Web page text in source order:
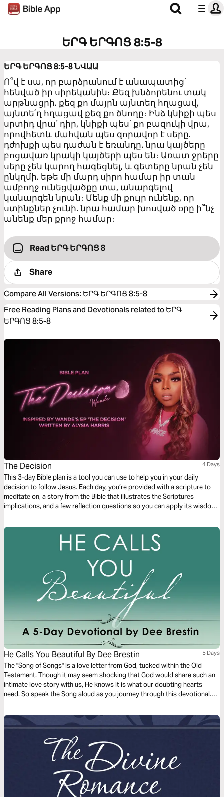
ԵՐԳ ԵՐԳՈՑ 8:5-8
ԵՐԳ ԵՐԳՈՑ 8:5-8ՆՎԱԱ
Ո՞վ է սա, որ բարձրանում է անապատից՝
հենված իր սիրեկանին։ Քեզ խնձորենու տակ
արթնացրի. քեզ քո մայրն այնտեղ հղացավ,
այնտե՛ղ հղացավ քեզ քո ծնողը։ Ինձ կնիքի պես
սրտիդ վրա՛ դիր, կնիքի պես՝ քո բազուկի վրա,
որովհետև մահվան պես զորավոր է սերը.
դժոխքի պես դաժան է եռանդը. նրա կայծերը
բոցավառ կրակի կայծերի պես են։ Առատ ջրերը
սերը չեն կարող հագեցնել, և գետերը նրան չեն
ընկղմի. եթե մի մարդ սիրո համար իր տան
ամբողջ ունեցվածքը տա, անարգելով
կանարգեն նրան։ Մենք մի քույր ունենք, որ
ստինքներ չունի. նրա համար խոսված օրը ի՞նչ
անենք մեր քրոջ համար։
Read ԵՐԳ ԵՐԳՈՑ 8
Share
Compare All Versions: ԵՐԳ ԵՐԳՈՑ 8:5-8
Free Reading Plans and Devotionals related to ԵՐԳ
ԵՐԳՈՑ 8:5-8
The Decision 4 Days
This 3-day Bible plan is a tool you can use to help you in your daily
decision to follow Jesus. Each day, you’re provided with a scripture to
meditate on, a story from the Bible that illustrates the Scriptures
implications, and a few reflection questions so you can apply its wisdom
He Calls You Beautiful By Dee Brestin 5 Days
The "Song of Songs" is a love letter from God, tucked within the Old
Testament. Though it may seem shocking that God would share such an
intimate love story with us, He knows it is what our doubting hearts
need. So speak the Song aloud as you journey through this devotional.
awareness of His deep love for you.